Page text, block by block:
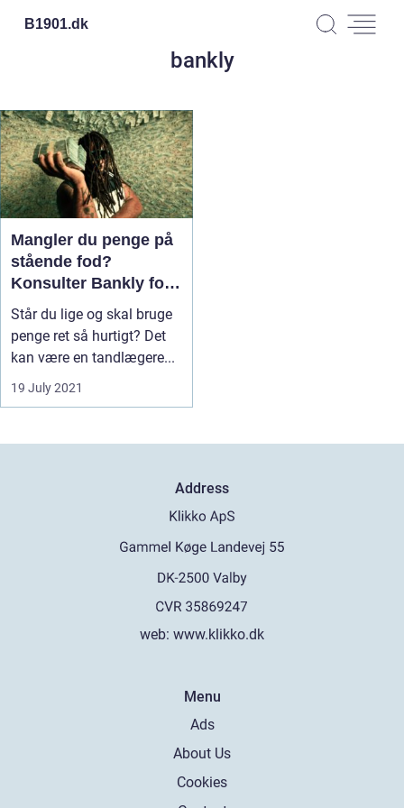
B1901.dk
bankly
Mangler du penge på
stående fod?
Konsulter Bankly for
assistance!
Står du lige og skal bruge
penge ret så hurtigt? Det
kan være en tandlægere...
19 July 2021
Address
web: www.klikko.dk
Menu
Ads
About Us
Cookies